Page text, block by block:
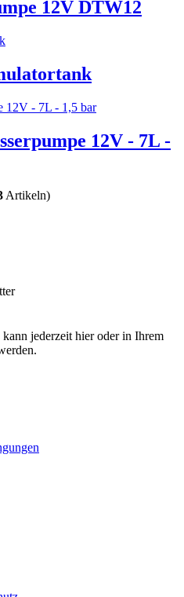
12V DTW12
12V - 7L -
Artikeln)
jederzeit hier oder in Ihrem